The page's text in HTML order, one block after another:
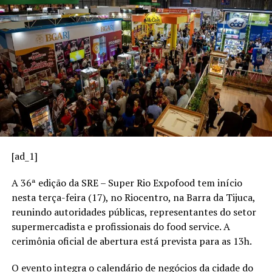
UP NEXT
Como humanização move R$ 50 bi na Venda Direta
brasileira
DON'T MISS
Início do ano se consolida como janela estratégica para
o varejo
que são meios de pagamento, quais são os principais
tipos, como escolher os melhores para o seu negócio e
quais tendências estão moldando o futuro desse setor.
O que são meios de
pagamento?
Meios de pagamento são os instrumentos ou sistemas
utilizados para transferir valores entre comprador e
conclusão da compra de forma segura, rápida e
conveniente.
Esses meios podem ser físicos, como dinheiro em
espécie, ou digitais, como cartões, transferências
eletrônicas e carteiras digitais.
Principais tipos de meios de
[ad_1]
A 36ª edição da SRE – Super Rio Expofood tem início
nesta terça-feira (17), no Riocentro, na Barra da Tijuca,
reunindo autoridades públicas, representantes do setor
supermercadista e profissionais do food service. A
cerimônia oficial de abertura está prevista para as 13h.
O evento integra o calendário de negócios da cidade do